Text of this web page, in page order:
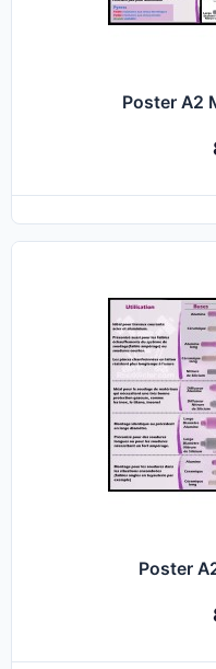
Poster A2
Poster